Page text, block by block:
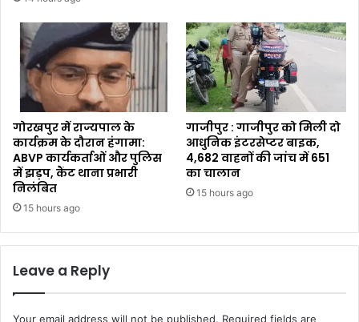
गोरखपुर में राज्यपाल के
कार्यक्रम के दौरान हंगामा:
ABVP कार्यकर्ताओं और पुलिस
में झड़प, कैंट थाना प्रभारी
निलंबित
15 hours ago
गाजीपुर : गाजीपुर को मिली दो
आधुनिक इंटरसेप्टर बाइक,
4,682 वाहनों की जांच में 651
का चालान
15 hours ago
Leave a Reply
Your email address will not be published. Required fields are